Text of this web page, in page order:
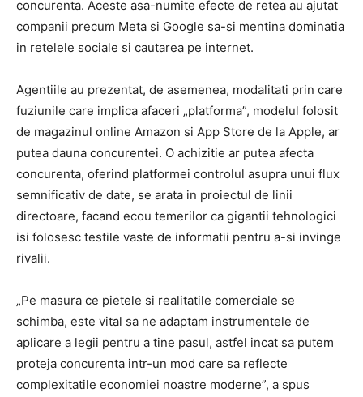
concurenta. Aceste asa-numite efecte de retea au ajutat
companii precum Meta si Google sa-si mentina dominatia
in retelele sociale si cautarea pe internet.
Agentiile au prezentat, de asemenea, modalitati prin care
fuziunile care implica afaceri „platforma”, modelul folosit
de magazinul online Amazon si App Store de la Apple, ar
putea dauna concurentei. O achizitie ar putea afecta
concurenta, oferind platformei controlul asupra unui flux
semnificativ de date, se arata in proiectul de linii
directoare, facand ecou temerilor ca gigantii tehnologici
isi folosesc testile vaste de informatii pentru a-si invinge
rivalii.
„Pe masura ce pietele si realitatile comerciale se
schimba, este vital sa ne adaptam instrumentele de
aplicare a legii pentru a tine pasul, astfel incat sa putem
proteja concurenta intr-un mod care sa reflecte
complexitatile economiei noastre moderne”, a spus